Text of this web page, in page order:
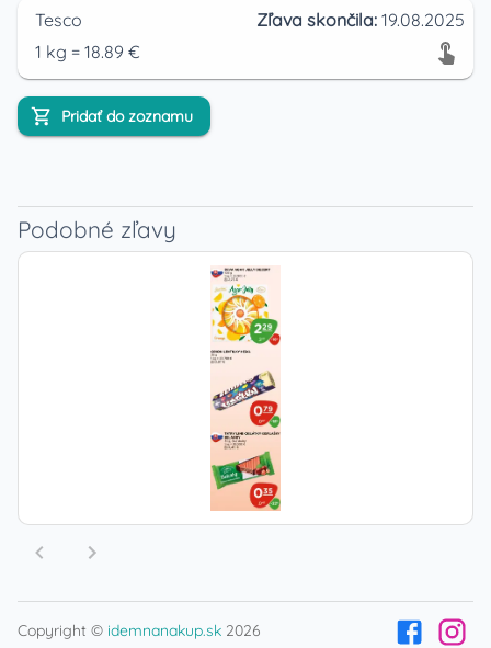
Tesco Zľava skončila: 19.08.2025
1 kg = 18.89 €
Pridať do zoznamu
Podobné zľavy
Copyright © idemnanakup.sk 2026